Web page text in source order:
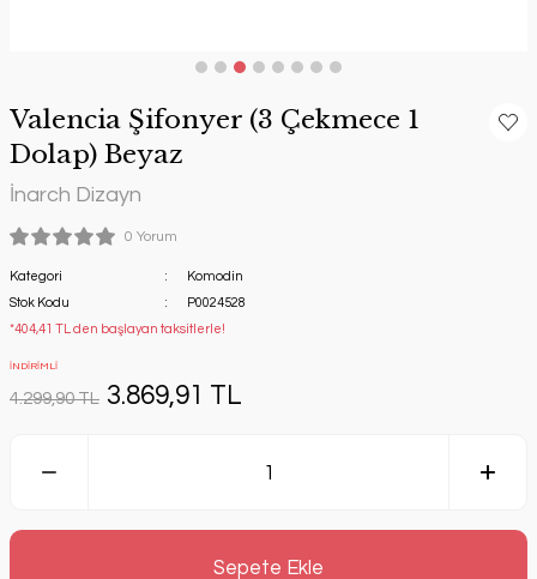
Valencia Şifonyer (3 Çekmece 1
Dolap) Beyaz
İnarch Dizayn
0 Yorum
Kategori
Komodin
Stok Kodu
P0024528
*404,41 TL den başlayan taksitlerle!
İNDİRİMLİ
4.299,90 TL 3.869,91 TL
Sepete Ekle
Kutuları